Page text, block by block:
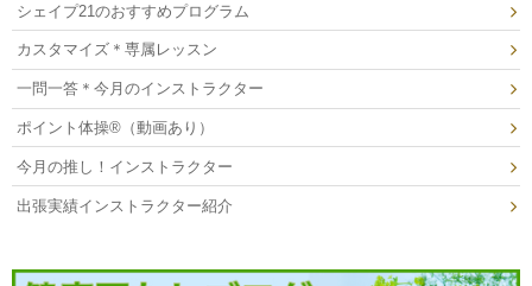
シェイプ21のおすすめプログラム
カスタマイズ＊専属レッスン
一問一答＊今月のインストラクター
ポイント体操®（動画あり）
今月の推し！インストラクター
出張実績インストラクター紹介